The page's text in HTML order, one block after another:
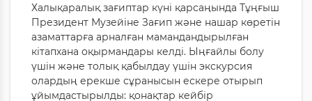
Халықаралық зағиптар күні қарсаңында Тұңғыш
Президент Музейіне Зағип және нашар көретін
азаматтарға арналған мамандандырылған
кітапхана оқырмандары келді. Ыңғайлы болу
үшін және толық қабылдау үшін экскурсия
олардың ерекше сұранысын ескере отырып
ұйымдастырылды: қонақтар кейбір